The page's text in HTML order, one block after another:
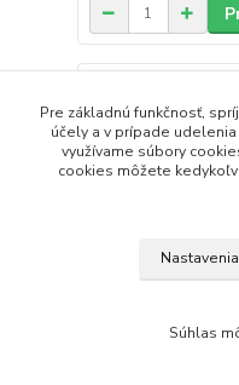
Pre základnú funkčnosť,
účely a v prípade
využívame súbory
cookies môžete
Nastavenia
Súhlas